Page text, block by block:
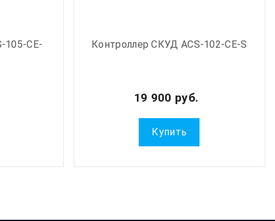
105-CE-
Контроллер СКУД ACS-102-CE-S
19 900 руб.
Купить